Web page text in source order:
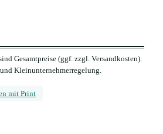
Gesamtpreise (ggf. zzgl. Versandkosten).
Kleinunternehmerregelung.
mit Print